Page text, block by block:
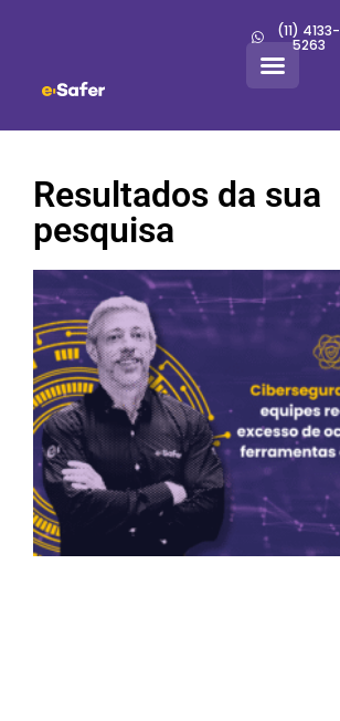
(11) 4133-
5263
Resultados da sua
pesquisa